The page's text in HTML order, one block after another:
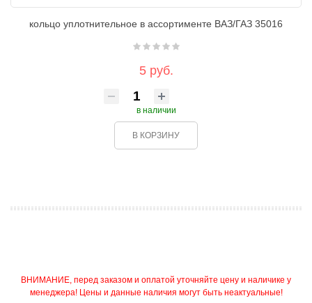
кольцо уплотнительное в ассортименте ВАЗ/ГАЗ 35016
5 руб.
в наличии
В КОРЗИНУ
ВНИМАНИЕ, перед заказом и оплатой уточняйте цену и наличике у
менеджера! Цены и данные наличия могут быть неактуальные!